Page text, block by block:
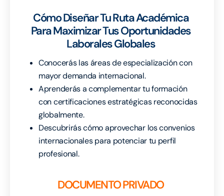
Cómo Diseñar Tu Ruta Académica
Para Maximizar Tus Oportunidades
Laborales Globales
Conocerás las áreas de especialización con
mayor demanda internacional.
Aprenderás a complementar tu formación
con certificaciones estratégicas reconocidas
globalmente.
Descubrirás cómo aprovechar los convenios
internacionales para potenciar tu perfil
profesional.
DOCUMENTO PRIVADO